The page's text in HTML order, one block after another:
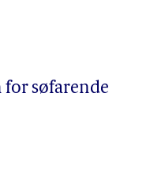
søfarende